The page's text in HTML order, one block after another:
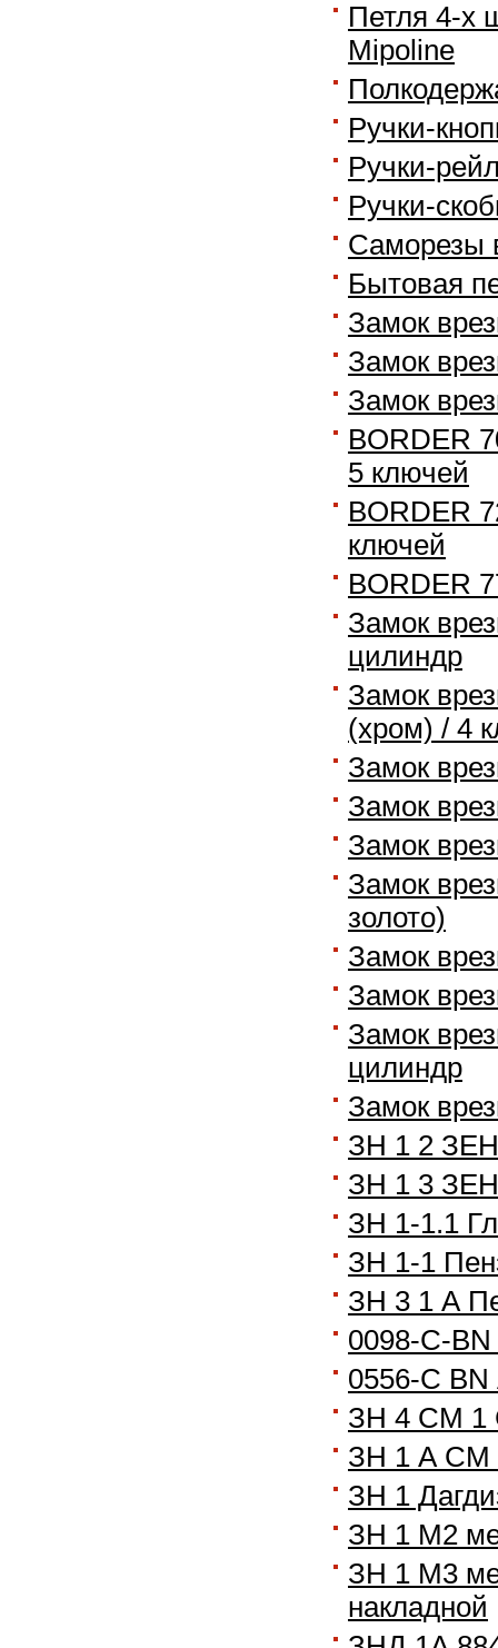
Петля 4-х
Mipoline
Ручки-
Ручки-
Ручки-
Саморезы
Бытовая
Замок
Замок
Замок
BORDER
5 ключей
BORDER
ключей
BORDER
Замок
цилиндр
Замок
(хром) / 4
Замок
Замок
Замок
Замок
золото)
Замок
Замок
Замок
цилиндр
Замок
ЗН 1 2
ЗН 1 3
ЗН 1-1.1
ЗН 1-1
ЗН 3 1 А
0098-C-BN
0556-C BN
ЗН 4 СМ 1
ЗН 1 А СМ
ЗН 1
ЗН 1 М2
ЗН 1 М3
накладной